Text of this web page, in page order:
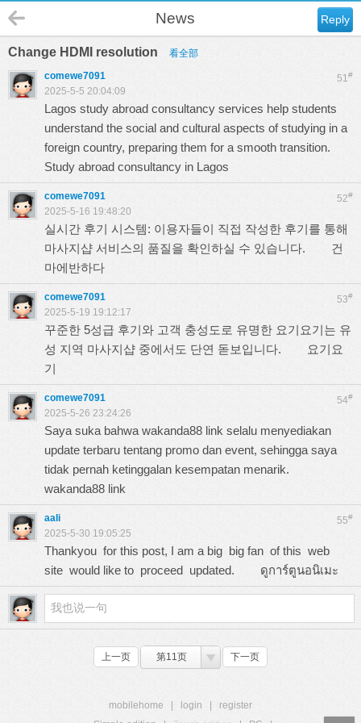
Reply
News
Change HDMI resolution 看全部
51#
comewe7091
2025-5-5 20:04:09
Lagos study abroad consultancy services help students
understand the social and cultural aspects of studying in a
foreign country, preparing them for a smooth transition.
Study abroad consultancy in Lagos
52#
comewe7091
2025-5-16 19:48:20
실시간 후기 시스템: 이용자들이 직접 작성한 후기를 통해
마사지샵 서비스의 품질을 확인하실 수 있습니다. 건
마에반하다
53#
comewe7091
2025-5-19 19:12:17
꾸준한 5성급 후기와 고객 충성도로 유명한 요기요기는 유
성 지역 마사지샵 중에서도 단연 돋보입니다.
요기요
기
54#
comewe7091
2025-5-26 23:24:26
Saya suka bahwa wakanda88 link selalu menyediakan
update terbaru tentang promo dan event, sehingga saya
tidak pernah ketinggalan kesempatan menarik.
wakanda88 link
55#
aali
2025-5-30 19:05:25
Thankyou for this post, I am a big big fan of this web
site would like to proceed updated. ดูการ์ตูนอนิเมะ
上一页 第11页 下一页
mobilehome login
register